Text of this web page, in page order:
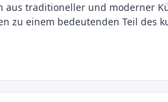
aus traditioneller und moderner
zu einem bedeutenden Teil des